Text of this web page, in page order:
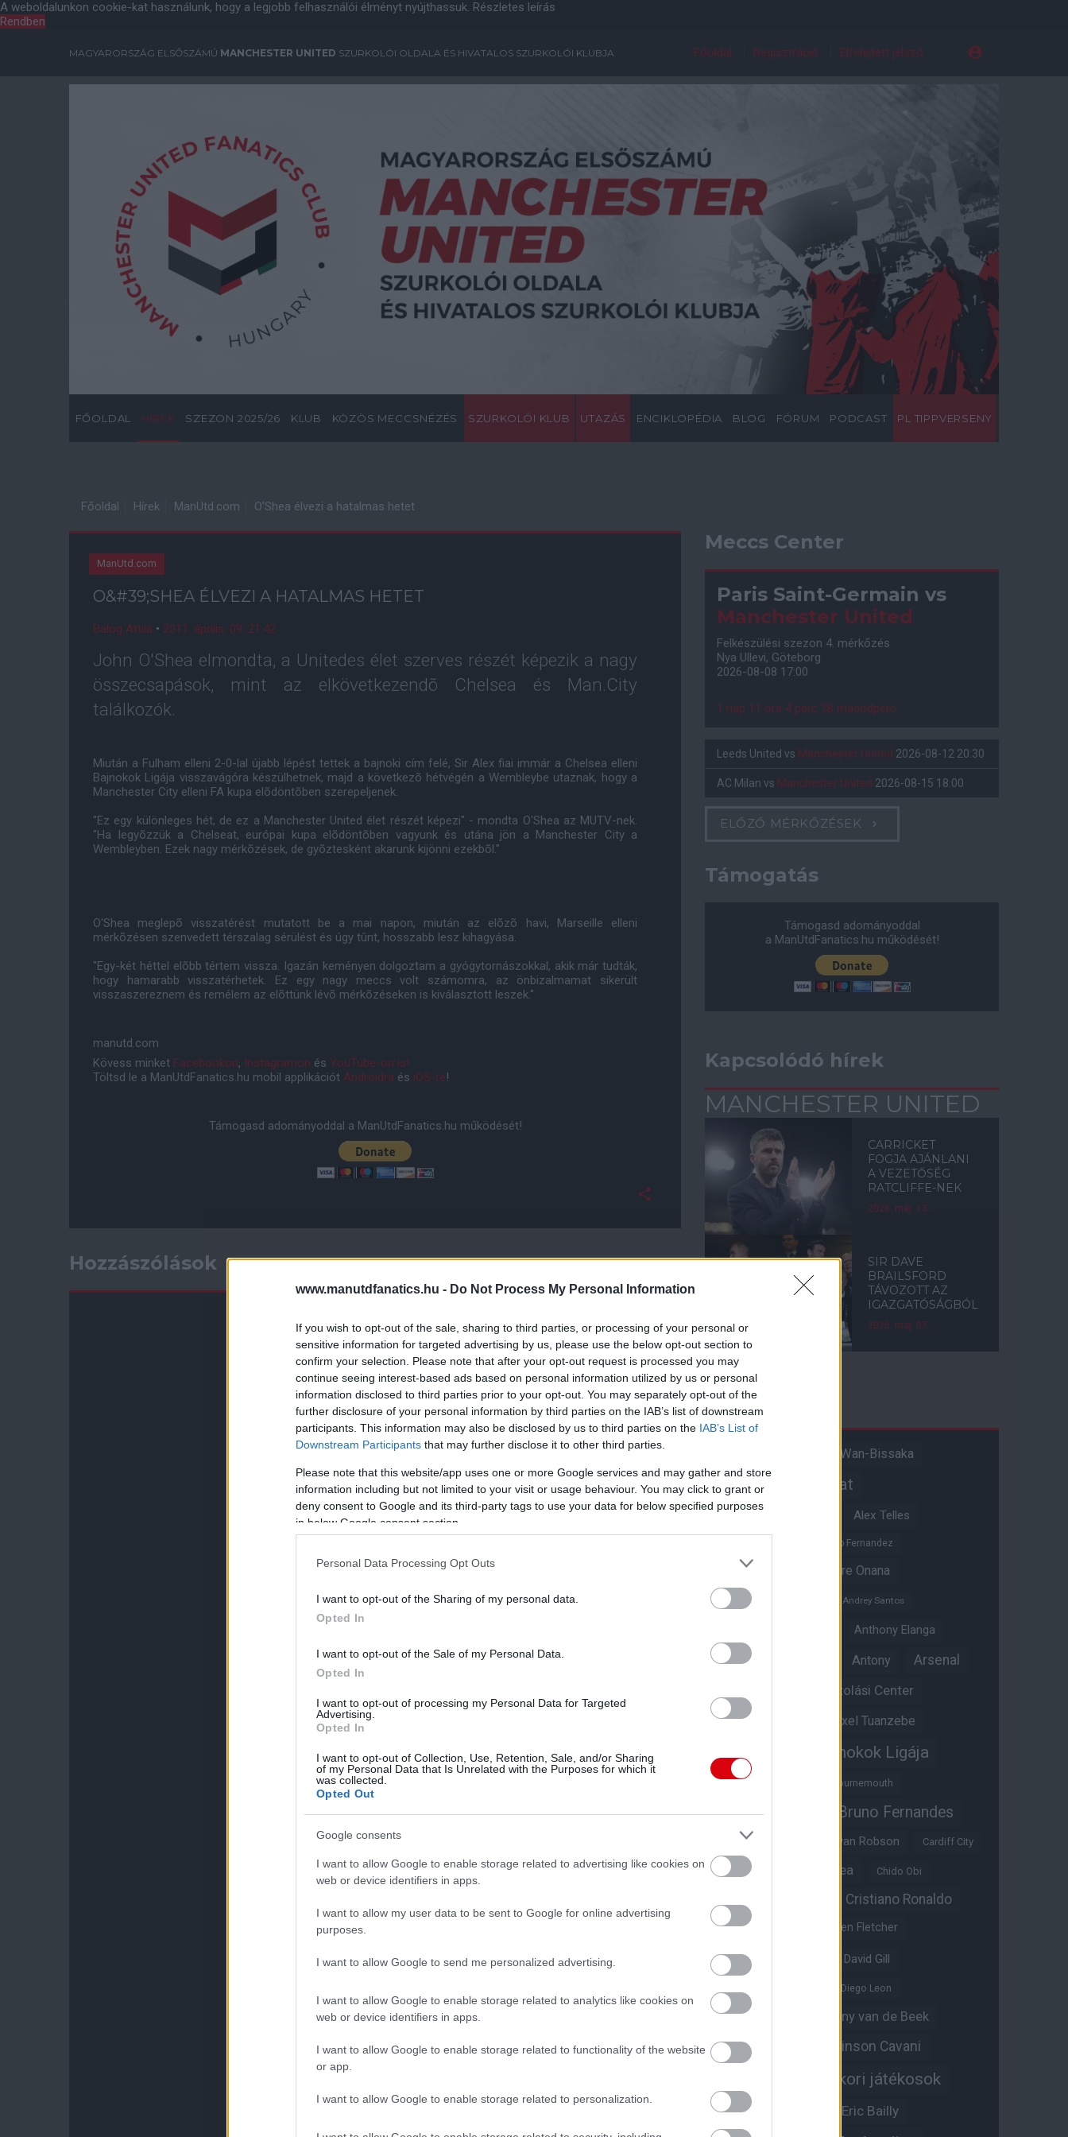
www.manutdfanatics.hu - Do Not Process My Personal Information
If you wish to opt-out of the sale, sharing to third parties, or processing of your personal or
sensitive information for targeted advertising by us, please use the below opt-out section to
confirm your selection. Please note that after your opt-out request is processed you may
continue seeing interest-based ads based on personal information utilized by us or personal
information disclosed to third parties prior to your opt-out. You may separately opt-out of the
further disclosure of your personal information by third parties on the IAB’s list of downstream
participants. This information may also be disclosed by us to third parties on the IAB’s List of
Downstream Participants that may further disclose it to other third parties.
Please note that this website/app uses one or more Google services and may gather and store
information including but not limited to your visit or usage behaviour. You may click to grant or
deny consent to Google and its third-party tags to use your data for below specified purposes
in below Google consent section.
Personal Data Processing Opt Outs
I want to opt-out of the Sharing of my personal data.
Opted In
I want to opt-out of the Sale of my Personal Data.
Opted In
I want to opt-out of processing my Personal Data for Targeted
Advertising.
Opted In
I want to opt-out of Collection, Use, Retention, Sale, and/or Sharing
of my Personal Data that Is Unrelated with the Purposes for which it
was collected.
Opted Out
Google consents
I want to allow Google to enable storage related to advertising like cookies on
web or device identifiers in apps.
I want to allow my user data to be sent to Google for online advertising
purposes.
I want to allow Google to send me personalized advertising.
I want to allow Google to enable storage related to analytics like cookies on
web or device identifiers in apps.
I want to allow Google to enable storage related to functionality of the website
or app.
I want to allow Google to enable storage related to personalization.
A weboldalunkon cookie-kat használunk, hogy a legjobb felhasználói élményt nyújthassuk. Részletes leírás
Rendben
MAGYARORSZÁG ELSŐSZÁMÚ MANCHESTER UNITED SZURKOLÓI OLDALA ÉS HIVATALOS SZURKOLÓI KLUBJA Főoldal Regisztráció Elfelejtett jelszó
FŐOLDAL HÍREK SZEZON 2025/26 KLUB KÖZÖS MECCSNÉZÉS SZURKOLÓI KLUB UTAZÁS ENCIKLOPÉDIA BLOG FÓRUM PODCAST PL TIPPVERSENY
Főoldal Hírek ManUtd.com O'Shea élvezi a hatalmas hetet
ManUtd.com
O&#39;SHEA ÉLVEZI A HATALMAS HETET
Balog Attila • 2011. április. 09. 21:42
John O'Shea elmondta, a Unitedes élet szerves részét képezik a nagy
összecsapások, mint az elkövetkezendõ Chelsea és Man.City
találkozók.
Miután a Fulham elleni 2-0-lal újabb lépést tettek a bajnoki cím felé, Sir Alex fiai immár a Chelsea elleni
Bajnokok Ligája visszavágóra készülhetnek, majd a következõ hétvégén a Wembleybe utaznak, hogy a
Manchester City elleni FA kupa elõdöntõben szerepeljenek.
"Ez egy különleges hét, de ez a Manchester United élet részét képezi" - mondta O'Shea az MUTV-nek.
"Ha legyõzzük a Chelseat, európai kupa elõdöntõben vagyunk és utána jön a Manchester City a
Wembleyben. Ezek nagy mérkõzések, de gyõztesként akarunk kijönni ezekbõl."
O'Shea meglepõ visszatérést mutatott be a mai napon, miután az elõzõ havi, Marseille elleni
mérkõzésen szenvedett térszalag sérülést és úgy tûnt, hosszabb lesz kihagyása.
"Egy-két héttel elõbb tértem vissza. Igazán keményen dolgoztam a gyógytornászokkal, akik már tudták,
hogy hamarabb visszatérhetek. Ez egy nagy meccs volt számomra, az önbizalmamat sikerült
visszaszereznem és remélem az elõttünk lévõ mérkõzéseken is kiválasztott leszek."
manutd.com
Kövess minket Facebookon, Instagramon és YouTube-on is!
Töltsd le a ManUtdFanatics.hu mobil applikációt Androidra és iOS-re!
Támogasd adományoddal a ManUtdFanatics.hu működését!
Hozzászólások
Meccs Center
Paris Saint-Germain vs
Manchester United
Felkészülési szezon 4. mérkőzés
Nya Ullevi, Göteborg
2026-08-08 17:00
1 nap 11 óra 4 perc 57 másodperc
Leeds United vs Manchester United 2026-08-12 20:30
AC Milan vs Manchester United 2026-08-15 18:00
ELŐZŐ MÉRKŐZÉSEK
Támogatás
Támogasd adományoddal
a ManUtdFanatics.hu működését!
Kapcsolódó hírek
MANCHESTER UNITED
CARRICKET
FOGJA AJÁNLANI
A VEZETŐSÉG
RATCLIFFE-NEK
2026. máj. 13.
SIR DAVE
BRAILSFORD
TÁVOZOTT AZ
IGAZGATÓSÁGBÓL
2026. máj. 07.
Címkék
Aaron Wan-Bissaka
Akadémiai csapat
Alejandro Garnacho Alex Telles
Alvaro Fernandez
Amad Diallo
Andre Onana
Andreas Pereira
Andrey Santos
Anthony Elanga
Anthony Martial Antony Arsenal
Átigazolási Center
Átigazolások Axel Tuanzebe
Bajnokok Ligája
Benjamin Sesko Bournemouth
Brandon Williams Bruno Fernandes
Bryan Mbeumo Bryan Robson Cardiff City
Casemiro Chelsea Chido Obi
Cristiano Ronaldo
Crystal Palace Darren Fletcher
David De Gea David Gill
Diego Leon
Diogo Dalot
Donny van de Beek
Ed Woodward
Edinson Cavani
Egykori játékosok
Érdekességek Eric Bailly